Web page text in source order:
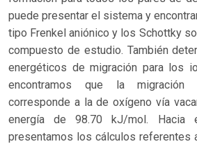
puede presentar el sistema y
tipo Frenkel aniónico y los Schottky
compuesto de estudio. También
energéticos de migración para los
encontramos que la migración
corresponde a la de oxígeno vía
energía de 98.70 kJ/mol. Hacia
presentamos los cálculos referentes